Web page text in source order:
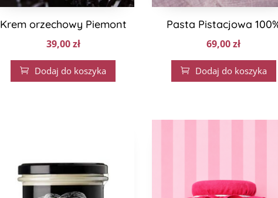
Krem orzechowy Piemont
39,00zł
 Dodaj do koszyka
Pasta Pistacjowa
69,00zł
 Dodaj do koszyka